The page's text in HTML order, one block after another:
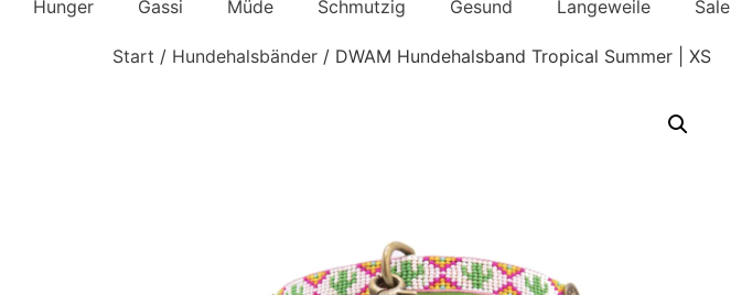
Hunger Gassi Müde Schmutzig Gesund Langeweile Sale
Start / Hundehalsbänder / DWAM Hundehalsband Tropical Summer | XS